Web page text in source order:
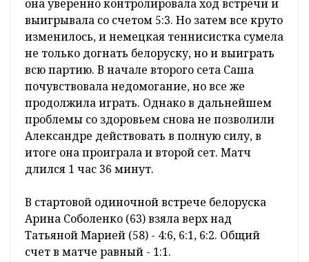
она уверенно контролировала ход встречи и
выигрывала со счетом 5:3. Но затем все круто
изменилось, и немецкая теннисистка сумела
не только догнать белоруску, но и выиграть
всю партию. В начале второго сета Саша
почувствовала недомогание, но все же
продолжила играть. Однако в дальнейшем
проблемы со здоровьем снова не позволили
Александре действовать в полную силу, в
итоге она проиграла и второй сет. Матч
длился 1 час 36 минут.
В стартовой одиночной встрече белоруска
Арина Соболенко (63) взяла верх над
Татьяной Марией (58) - 4:6, 6:1, 6:2. Общий
счет в матче равный - 1:1.